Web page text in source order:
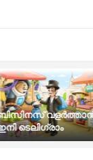
ടെലിഗ്രാം